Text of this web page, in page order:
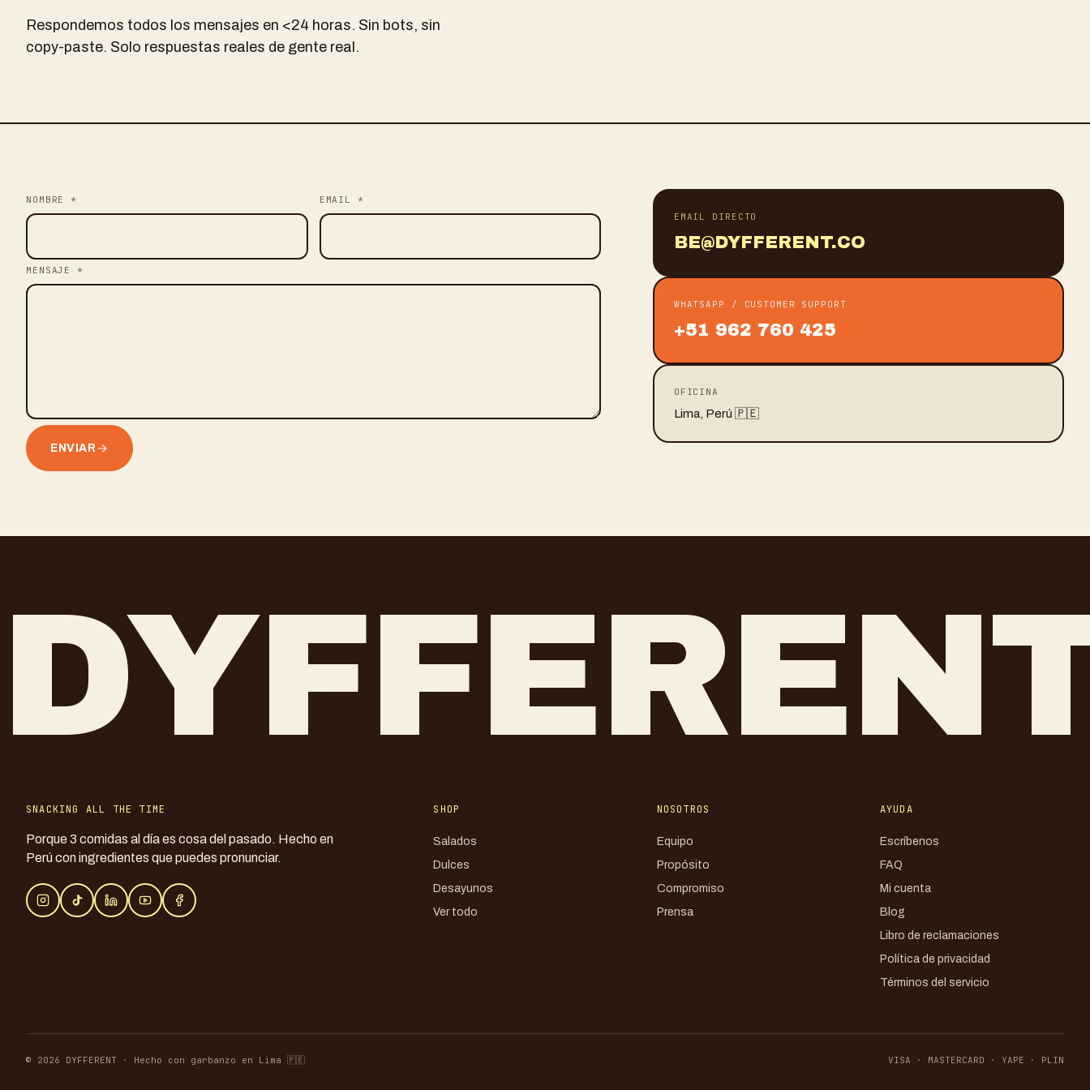
Respondemos todos los mensajes en <24 horas. Sin bots, sin
copy-paste. Solo respuestas reales de gente real.
NOMBRE * EMAIL *
MENSAJE *
ENVIAR
EMAIL DIRECTO
BE@DYFFERENT.CO
WHATSAPP / CUSTOMER SUPPORT
+51 962 760 425
OFICINA
Lima, Perú 🇵🇪
SNACKING ALL THE TIME
Porque 3 comidas al día es cosa del pasado. Hecho en
Perú con ingredientes que puedes pronunciar.
SHOP
Salados
Dulces
Desayunos
Ver todo
NOSOTROS
Equipo
Propósito
Compromiso
Prensa
AYUDA
Escríbenos
FAQ
Mi cuenta
Blog
Libro de reclamaciones
Política de privacidad
Términos del servicio
© 2026 DYFFERENT · Hecho con garbanzo en Lima 🇵🇪 VISA · MASTERCARD · YAPE · PLIN